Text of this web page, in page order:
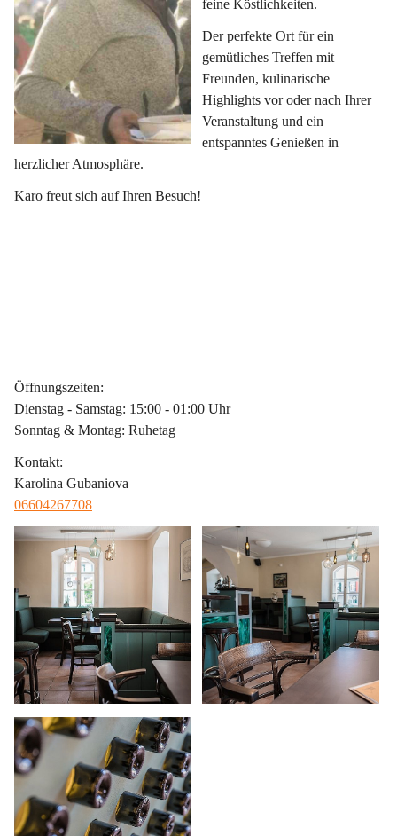
feine Köstlichkeiten.
Der perfekte Ort für ein
gemütliches Treffen mit
Freunden, kulinarische
Highlights vor oder nach Ihrer
Veranstaltung und ein
entspanntes Genießen in
herzlicher Atmosphäre.
Karo freut sich auf Ihren Besuch!
Öffnungszeiten:
Dienstag - Samstag: 15:00 - 01:00 Uhr
Sonntag & Montag: Ruhetag
Kontakt:
Karolina Gubaniova
06604267708